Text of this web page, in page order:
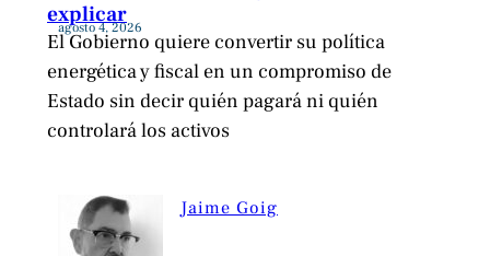
explicar
agosto 4, 2026
El Gobierno quiere convertir su política
energética y fiscal en un compromiso de
Estado sin decir quién pagará ni quién
controlará los activos
Jaime Goig